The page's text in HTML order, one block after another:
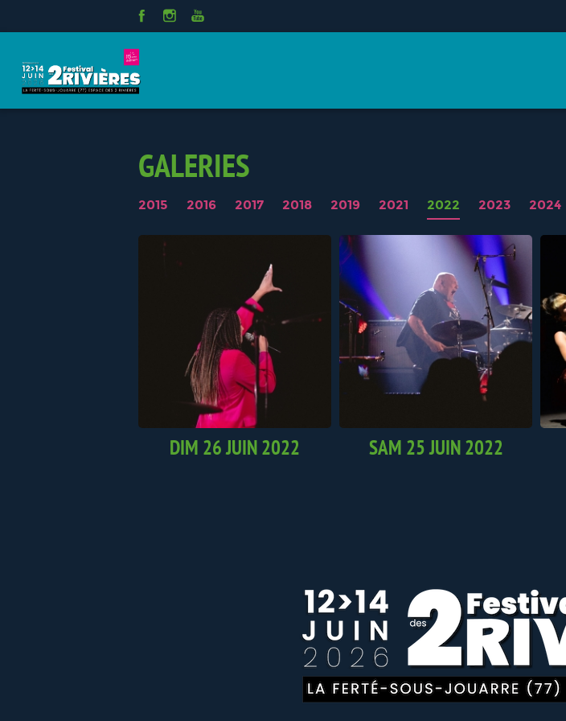
GALERIES
2015 2016 2017 2018 2019 2021 2022 2023 2024
DIM 26 JUIN 2022 SAM 25 JUIN 2022